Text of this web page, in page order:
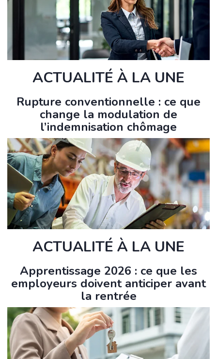
ACTUALITÉ À LA UNE
Rupture conventionnelle : ce que
change la modulation de
l’indemnisation chômage
ACTUALITÉ À LA UNE
Apprentissage 2026 : ce que les
employeurs doivent anticiper avant
la rentrée